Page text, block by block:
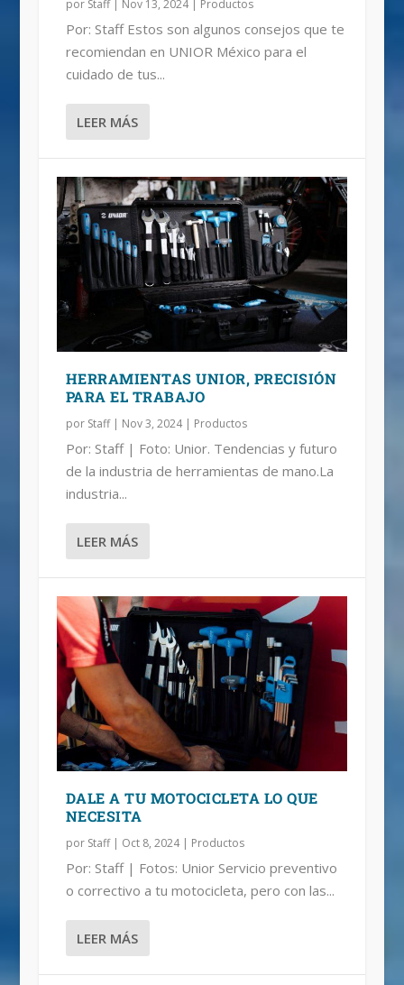
por Staff| Nov 13, 2024| Productos
Por: Staff Estos son algunos consejos que te
recomiendan en UNIOR México para el
cuidado de tus...
LEER MÁS
HERRAMIENTAS UNIOR, PRECISIÓN
PARA EL TRABAJO
por Staff| Nov 3, 2024| Productos
Por: Staff | Foto: Unior. Tendencias y futuro
de la industria de herramientas de mano.La
industria...
LEER MÁS
DALE A TU MOTOCICLETA LO QUE
NECESITA
por Staff| Oct 8, 2024| Productos
Por: Staff | Fotos: Unior Servicio preventivo
o correctivo a tu motocicleta, pero con las...
LEER MÁS